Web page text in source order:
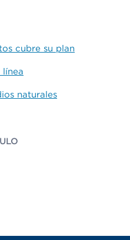
cubre su plan
línea
naturales